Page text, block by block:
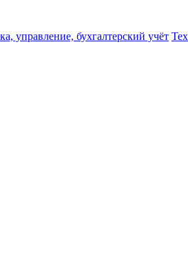
управление, бухгалтерский учёт